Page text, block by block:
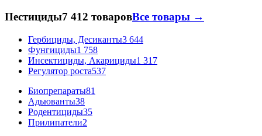
Пестициды7 412 товаровВсе товары →
Гербициды, Десиканты3 644
Фунгициды1 758
Инсектициды, Акарициды1 317
Регулятор роста537
Биопрепараты81
Адьюванты38
Родентициды35
Прилипатели2